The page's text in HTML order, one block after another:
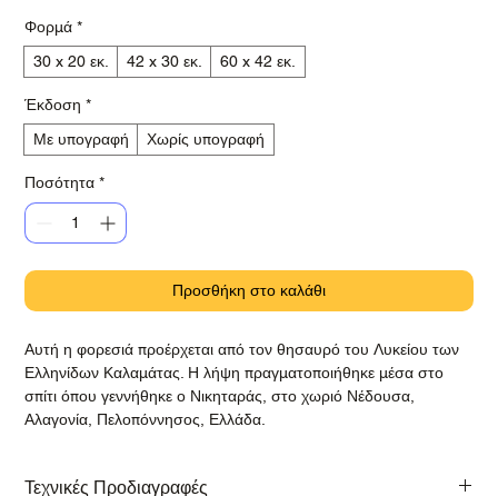
Φορμά *
30 x 20 εκ.
42 x 30 εκ. 60 x 42 εκ.
Έκδοση *
Με υπογραφή
Χωρίς υπογραφή
Ποσότητα *
Προσθήκη στο καλάθι
Αυτή η φορεσιά προέρχεται από τον θησαυρό του Λυκείου των
Ελληνίδων Καλαμάτας. Η λήψη πραγματοποιήθηκε μέσα στο
σπίτι όπου γεννήθηκε ο Νικηταράς, στο χωριό Νέδουσα,
Αλαγονία, Πελοπόννησος, Ελλάδα.
Τεχνικές Προδιαγραφές